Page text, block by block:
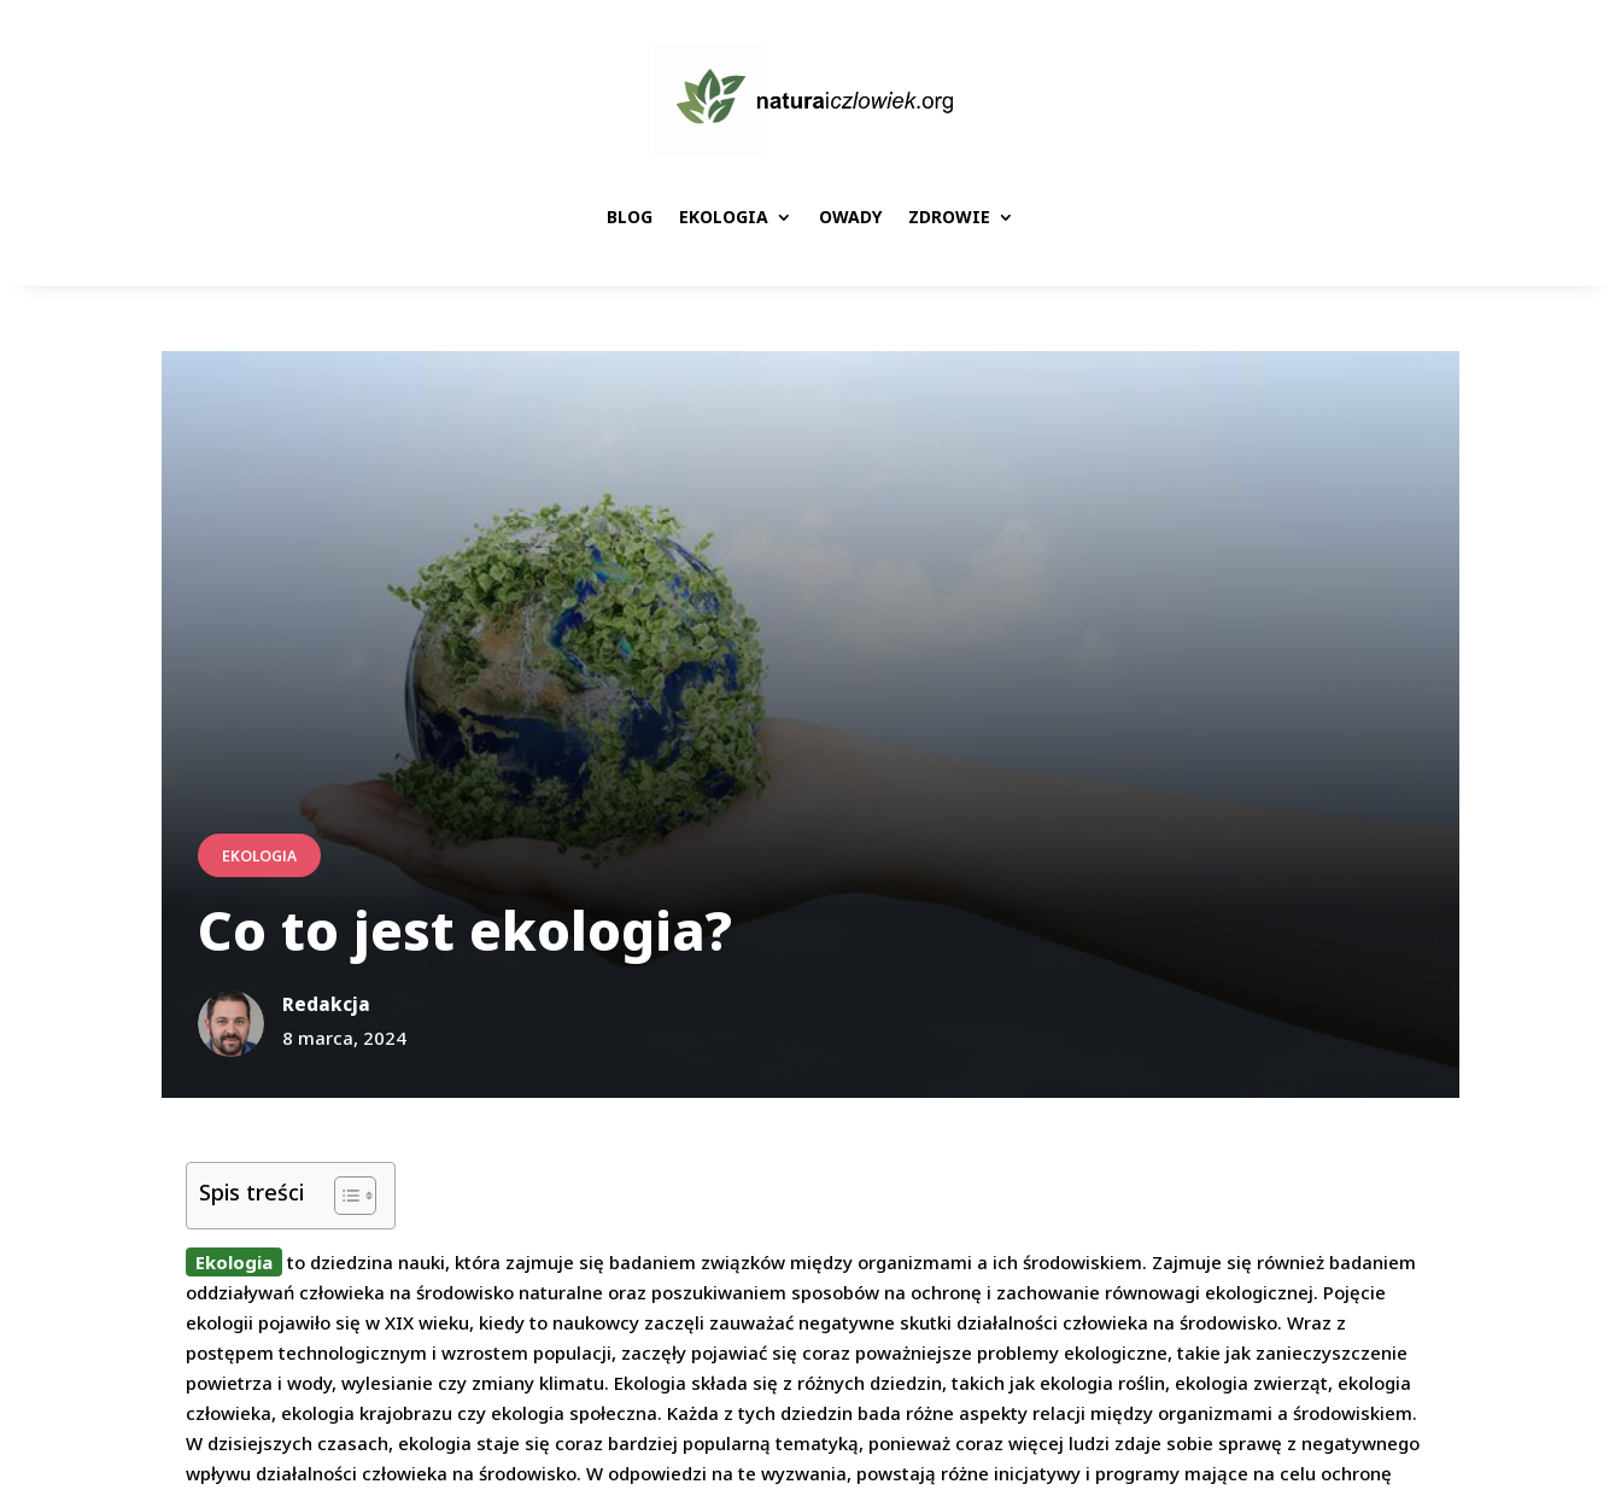
BLOG EKOLOGIA OWADY ZDROWIE
EKOLOGIA
Co to jest ekologia?
Redakcja
8 marca, 2024
Spis treści
Ekologia to dziedzina nauki, która zajmuje się badaniem związków między organizmami a ich środowiskiem. Zajmuje się również badaniem
oddziaływań człowieka na środowisko naturalne oraz poszukiwaniem sposobów na ochronę i zachowanie równowagi ekologicznej. Pojęcie
ekologii pojawiło się w XIX wieku, kiedy to naukowcy zaczęli zauważać negatywne skutki działalności człowieka na środowisko. Wraz z
postępem technologicznym i wzrostem populacji, zaczęły pojawiać się coraz poważniejsze problemy ekologiczne, takie jak zanieczyszczenie
powietrza i wody, wylesianie czy zmiany klimatu. Ekologia składa się z różnych dziedzin, takich jak ekologia roślin, ekologia zwierząt, ekologia
człowieka, ekologia krajobrazu czy ekologia społeczna. Każda z tych dziedzin bada różne aspekty relacji między organizmami a środowiskiem.
W dzisiejszych czasach, ekologia staje się coraz bardziej popularną tematyką, ponieważ coraz więcej ludzi zdaje sobie sprawę z negatywnego
wpływu działalności człowieka na środowisko. W odpowiedzi na te wyzwania, powstają różne inicjatywy i programy mające na celu ochronę